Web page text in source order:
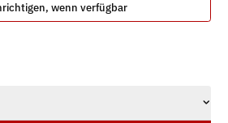
wenn verfügbar